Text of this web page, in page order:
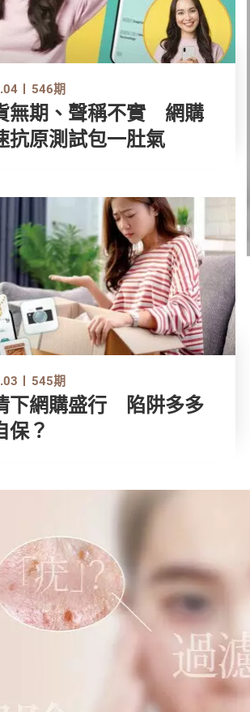
546期
無期、聲稱不實 網購
抗原測試包一肚氣
545期
下網購盛行 陷阱多多
保？